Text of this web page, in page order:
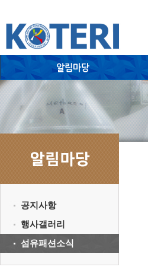
공지사항
행사갤러리
섬유패션소식